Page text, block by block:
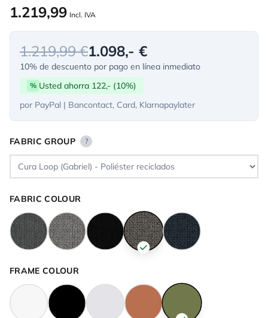
1.219,99 Incl. IVA
1.219,99 €1.098,- €
10% de descuento por pago en línea inmediato
% Usted ahorra 122,- (10%)
por PayPal | Bancontact, Card, Klarnapaylater
FABRIC GROUP ?
FABRIC COLOUR
FRAME COLOUR